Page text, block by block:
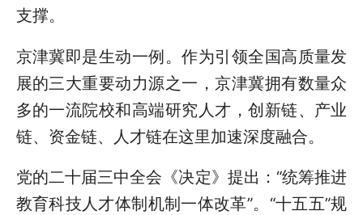
支撑。
京津冀即是生动一例。作为引领全国高质量发
展的三大重要动力源之一，京津冀拥有数量众
多的一流院校和高端研究人才，创新链、产业
链、资金链、人才链在这里加速深度融合。
党的二十届三中全会《决定》提出：“统筹推进
教育科技人才体制机制一体改革”。“十五五”规